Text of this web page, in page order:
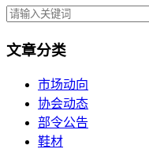
文章分类
市场动向
协会动态
部令公告
鞋材